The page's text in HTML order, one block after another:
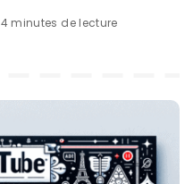
4 minutes de lecture